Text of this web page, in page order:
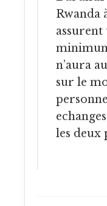
Rwanda
assurent
n’aura
sur le
les deux